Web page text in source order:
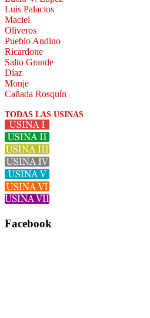
Luis Palacios
Maciel
Oliveros
Pueblo Andino
Ricardone
Salto Grande
Díaz
Monje
Cañada Rosquín
TODAS LAS USINAS
Facebook